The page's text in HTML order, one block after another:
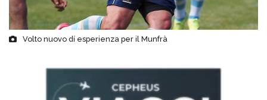
Volto nuovo dí esperienza per il Munfrà